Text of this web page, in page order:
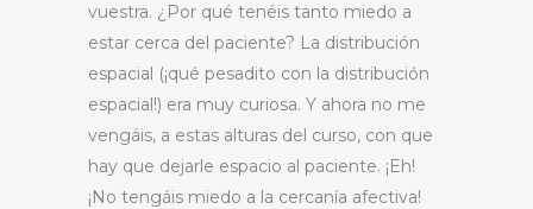
vuestra. ¿Por qué tenéis tanto miedo a
estar cerca del paciente? La distribución
espacial (¡qué pesadito con la distribución
espacial!) era muy curiosa. Y ahora no me
vengáis, a estas alturas del curso, con que
hay que dejarle espacio al paciente. ¡Eh!
¡No tengáis miedo a la cercanía afectiva!